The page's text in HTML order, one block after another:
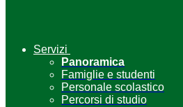
Servizi
Panoramica
Famiglie e studenti
Personale scolastico
Percorsi di studio